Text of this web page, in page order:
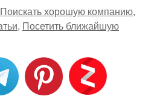
Поискать хорошую компанию
Посетить ближайшую